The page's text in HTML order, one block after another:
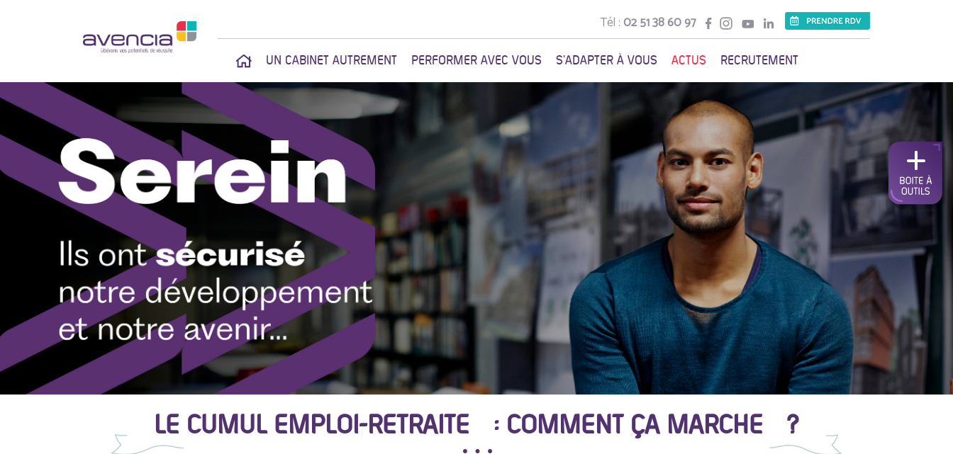
Tél :02 51 38 60 97
UN CABINET AUTREMENT PERFORMER AVEC VOUS S'ADAPTER À VOUS ACTUS RECRUTEMENT
LE CUMUL EMPLOI-RETRAITE : COMMENT ÇA MARCHE ?